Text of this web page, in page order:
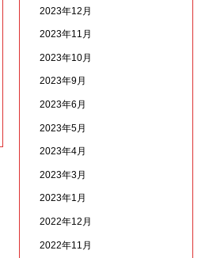
2023年12月
2023年11月
2023年10月
2023年9月
2023年6月
2023年5月
2023年4月
2023年3月
2023年1月
2022年12月
2022年11月